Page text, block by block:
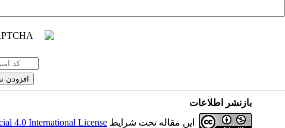
بازنشر اطلاعات
این مقاله تحت شرایط 4.0 International License